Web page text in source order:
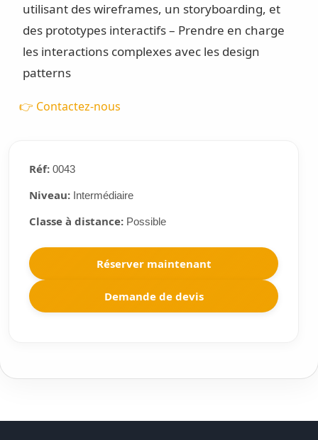
utilisant des wireframes, un storyboarding, et
des prototypes interactifs – Prendre en charge
les interactions complexes avec les design
patterns
👉 Contactez-nous
Réf:0043
Niveau:Intermédiaire
Classe à distance:Possible
Réserver maintenant
Demande de devis